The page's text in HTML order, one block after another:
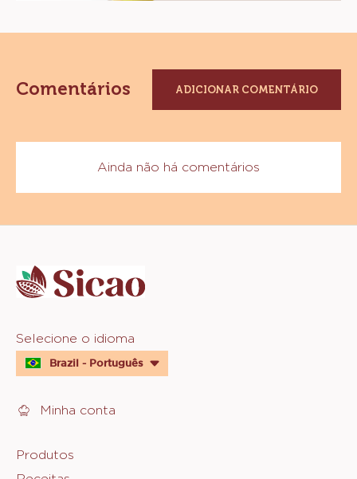
Comentários ADICIONAR COMENTÁRIO
Ainda não há comentários
info
Website
quick
links
Selecione o idioma
Brazil - Português
Minha conta
Footer
Produtos